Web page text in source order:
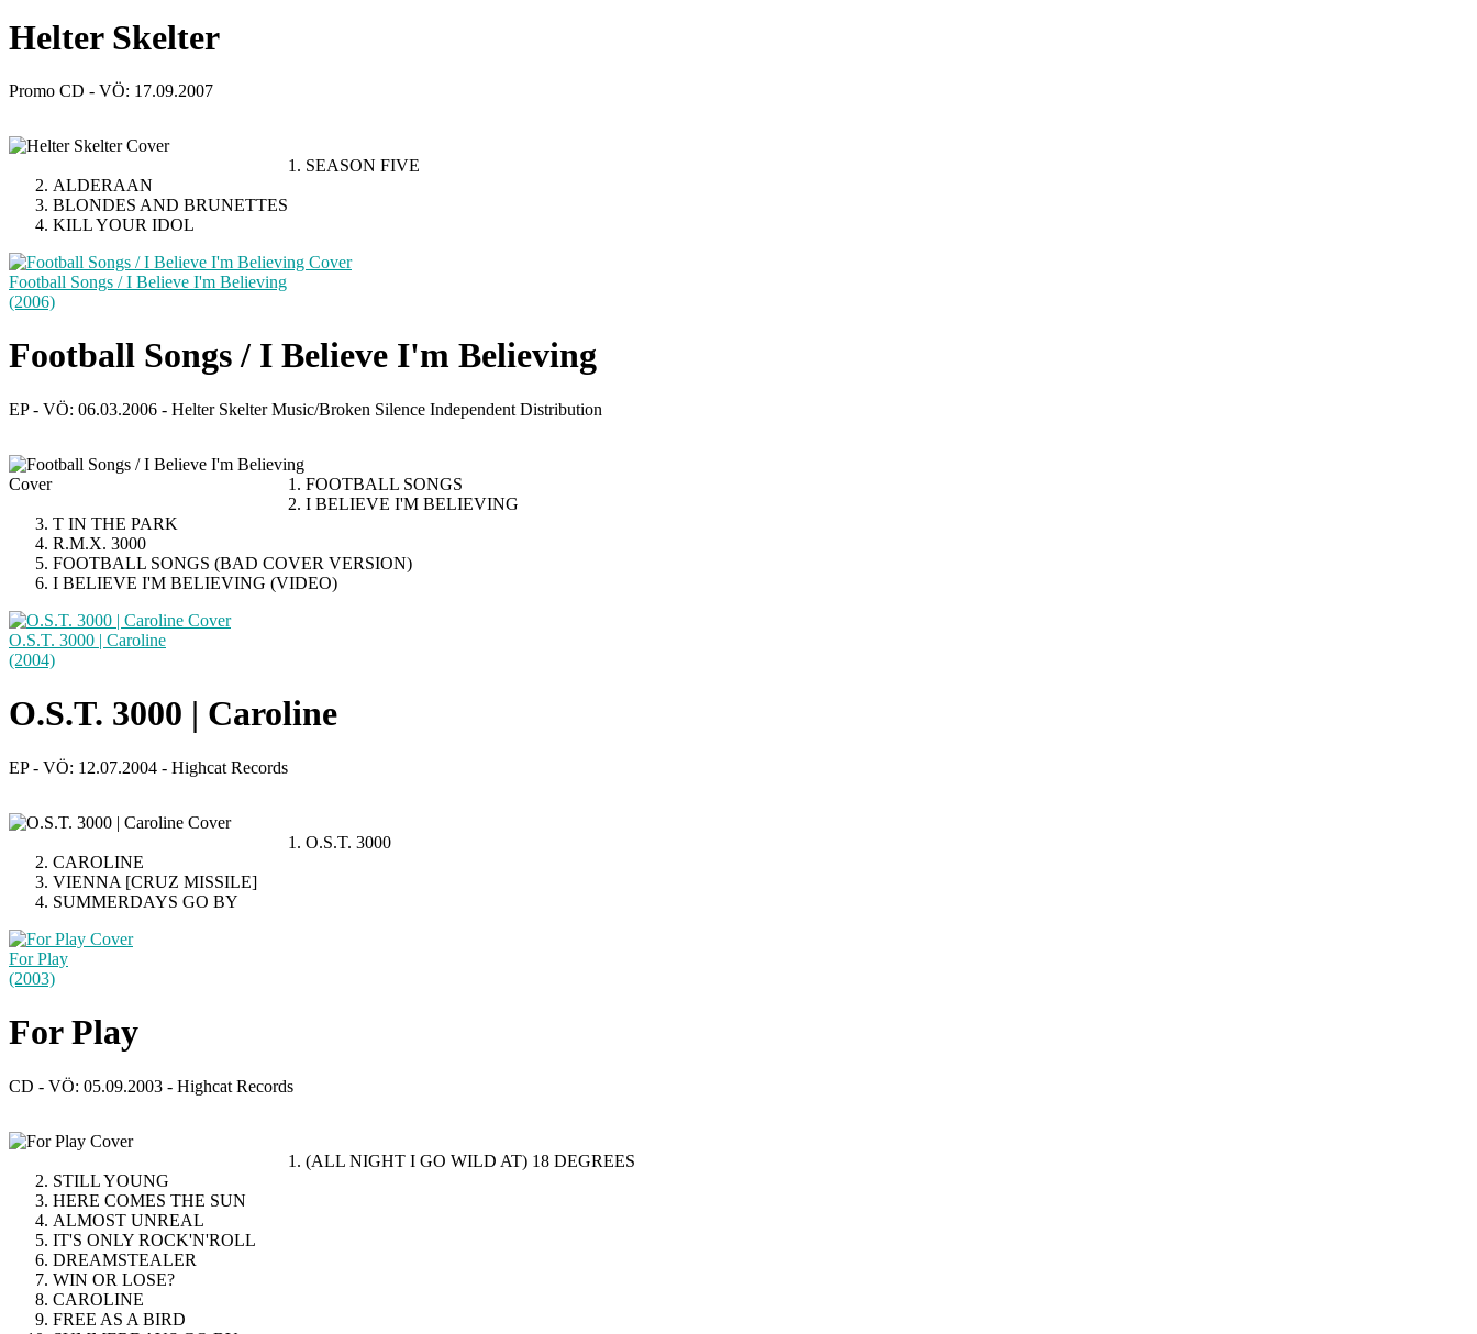
Helter Skelter
Promo CD - VÖ: 17.09.2007
SEASON FIVE
ALDERAAN
BLONDES AND BRUNETTES
KILL YOUR IDOL
Football Songs / I Believe I'm Believing
(2006)
Football Songs / I Believe I'm Believing
EP - VÖ: 06.03.2006 - Helter Skelter Music/Broken Silence Independent Distribution
FOOTBALL SONGS
I BELIEVE I'M BELIEVING
T IN THE PARK
R.M.X. 3000
FOOTBALL SONGS (BAD COVER VERSION)
I BELIEVE I'M BELIEVING (VIDEO)
O.S.T. 3000 | Caroline
(2004)
O.S.T. 3000 | Caroline
EP - VÖ: 12.07.2004 - Highcat Records
O.S.T. 3000
CAROLINE
VIENNA [CRUZ MISSILE]
SUMMERDAYS GO BY
For Play
(2003)
For Play
CD - VÖ: 05.09.2003 - Highcat Records
(ALL NIGHT I GO WILD AT) 18 DEGREES
STILL YOUNG
HERE COMES THE SUN
ALMOST UNREAL
IT'S ONLY ROCK'N'ROLL
DREAMSTEALER
WIN OR LOSE?
CAROLINE
FREE AS A BIRD